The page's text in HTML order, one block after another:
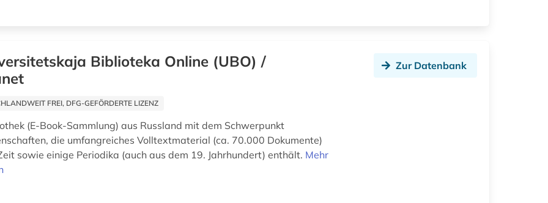
Biblioteka Online (UBO) /
FREI, DFG-GEFÖRDERTE LIZENZ
(E-Book-Sammlung) aus Russland mit dem Schwerpunkt
die umfangreiches Volltextmaterial (ca. 70.000 Dokumente)
sowie einige Periodika (auch aus dem 19. Jahrhundert) enthält. Mehr
Zur Datenbank